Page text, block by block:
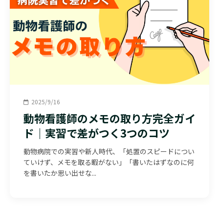
2025/9/16
動物看護師のメモの取り方完全ガイ
ド｜実習で差がつく3つのコツ
動物病院での実習や新人時代、「処置のスピードについ
ていけず、メモを取る暇がない」「書いたはずなのに何
を書いたか思い出せな...